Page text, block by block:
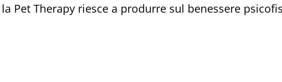
Pet Therapy riesce a produrre sul benessere